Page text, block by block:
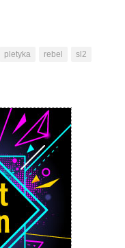
pletyka rebel sl2